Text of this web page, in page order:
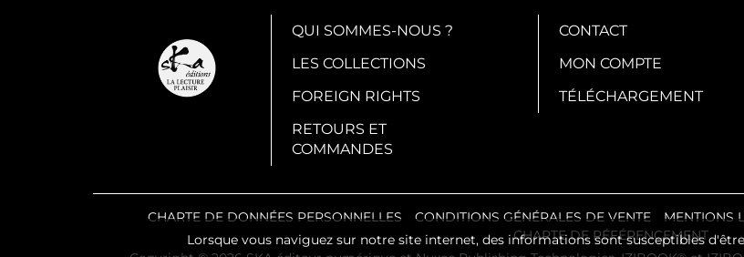
Lorsque vous naviguez sur notre site internet, des informations sont susceptibles
QUI SOMMES-NOUS ?
LES COLLECTIONS
FOREIGN RIGHTS
RETOURS ET
COMMANDES
CONTACT
MON COMPTE
TÉLÉCHARGEMENT
CHARTE DE DONNÉES PERSONNELLES CONDITIONS GÉNÉRALES DE VENTE MENTIONS
CHARTE DE RÉFÉRENCEMENT